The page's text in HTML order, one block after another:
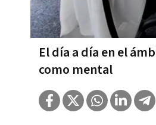
El día a día en el
como mental